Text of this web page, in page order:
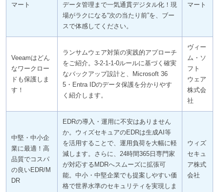
マート
データ管理まで一気通貫デジタル化！現
場がラクになる“次の当たり前”を、ブー
スで体感してください。
マート
Veeamはどん
なワークロー
ドも保護しま
す！
ランサムウェア対策の実践的アプローチ
をご紹介。3-2-1-1-0ルールに基づく確実
なバックアップ設計と、Microsoft 36
5・Entra IDのデータ保護を分かりやす
く紹介します。
ヴィー
ム・ソ
フト
ウェア
株式会
社
中堅・中小企
業に最適！高
品質でコスパ
の良いEDR/M
DR
EDRの導入・運用に不安はありません
か。ウィズセキュアのEDRは生成AI等
を活用することで、運用負荷を大幅に軽
減します。さらに、24時間365日専門家
が対応するMDRへスムーズに拡張可
能。中小・中堅企業でも提案しやすい価
格で世界水準のセキュリティを実現しま
ウィズ
セキュ
ア株式
会社